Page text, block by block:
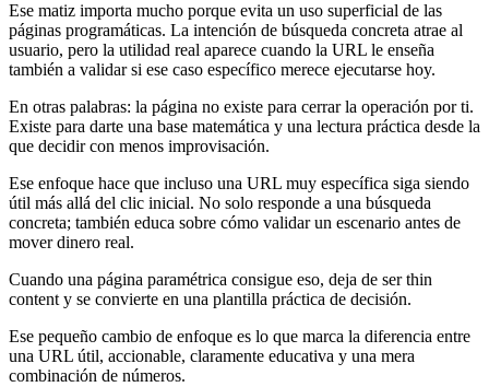
Ese matiz importa mucho porque evita un uso superficial de las
páginas programáticas. La intención de búsqueda concreta atrae al
usuario, pero la utilidad real aparece cuando la URL le enseña
también a validar si ese caso específico merece ejecutarse hoy.
En otras palabras: la página no existe para cerrar la operación por ti.
Existe para darte una base matemática y una lectura práctica desde la
que decidir con menos improvisación.
Ese enfoque hace que incluso una URL muy específica siga siendo
útil más allá del clic inicial. No solo responde a una búsqueda
concreta; también educa sobre cómo validar un escenario antes de
mover dinero real.
Cuando una página paramétrica consigue eso, deja de ser thin
content y se convierte en una plantilla práctica de decisión.
Ese pequeño cambio de enfoque es lo que marca la diferencia entre
una URL útil, accionable, claramente educativa y una mera
combinación de números.